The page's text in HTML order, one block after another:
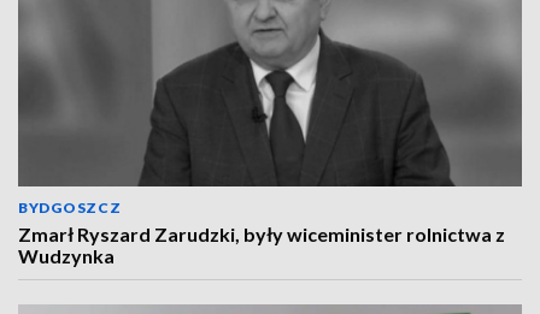
BYDGOSZCZ
Zmarł Ryszard Zarudzki, były wiceminister rolnictwa z
Wudzynka